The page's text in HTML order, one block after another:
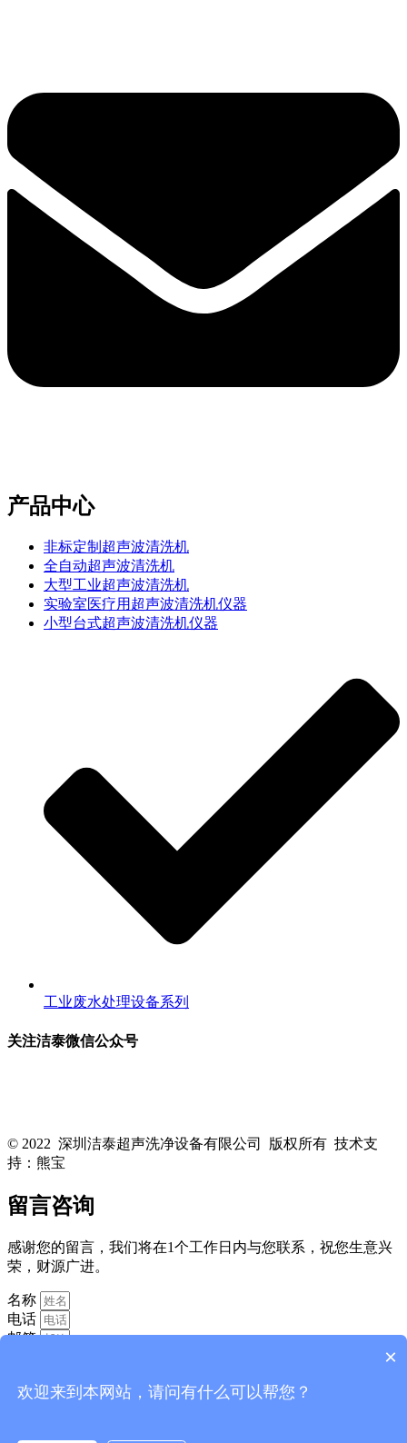
产品中心
非标定制超声波清洗机
全自动超声波清洗机
大型工业超声波清洗机
实验室医疗用超声波清洗机仪器
小型台式超声波清洗机仪器
工业废水处理设备系列
关注洁泰微信公众号
© 2022 深圳洁泰超声洗净设备有限公司 版权所有 技术支
持：熊宝
留言咨询
感谢您的留言，我们将在1个工作日内与您联系，祝您生意兴
荣，财源广进。
名称
电话
邮箱
×
欢迎来到本网站，请问有什么可以帮您？